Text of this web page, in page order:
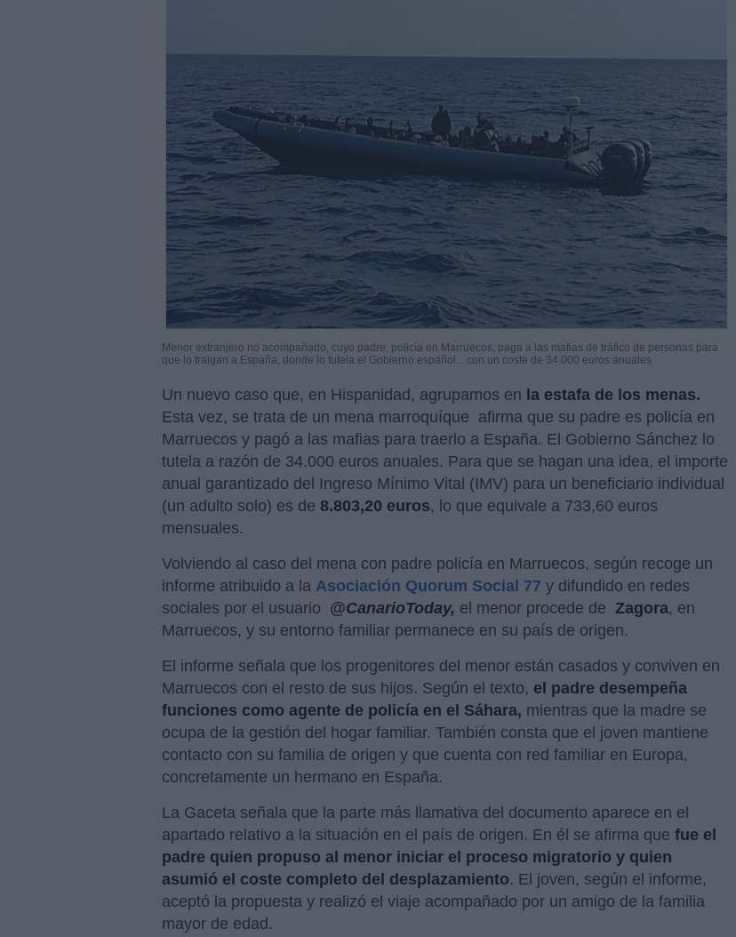
Menor extranjero no acompañado, cuyo padre, policía en Marruecos, paga a las mafias de tráfico de personas para
que lo traigan a España, donde lo tutela el Gobierno español... con un coste de 34.000 euros anuales
Un nuevo caso que, en Hispanidad, agrupamos en la estafa de los menas.
Esta vez, se trata de un mena marroquíque afirma que su padre es policía en
Marruecos y pagó a las mafias para traerlo a España. El Gobierno Sánchez lo
tutela a razón de 34.000 euros anuales. Para que se hagan una idea, el importe
anual garantizado del Ingreso Mínimo Vital (IMV) para un beneficiario individual
(un adulto solo) es de 8.803,20 euros, lo que equivale a 733,60 euros
mensuales.
Volviendo al caso del mena con padre policía en Marruecos, según recoge un
informe atribuido a la Asociación Quorum Social 77 y difundido en redes
sociales por el usuario @CanarioToday, el menor procede de Zagora, en
Marruecos, y su entorno familiar permanece en su país de origen.
El informe señala que los progenitores del menor están casados y conviven en
Marruecos con el resto de sus hijos. Según el texto, el padre desempeña
funciones como agente de policía en el Sáhara, mientras que la madre se
ocupa de la gestión del hogar familiar. También consta que el joven mantiene
contacto con su familia de origen y que cuenta con red familiar en Europa,
concretamente un hermano en España.
La Gaceta señala que la parte más llamativa del documento aparece en el
apartado relativo a la situación en el país de origen. En él se afirma que fue el
padre quien propuso al menor iniciar el proceso migratorio y quien
asumió el coste completo del desplazamiento. El joven, según el informe,
aceptó la propuesta y realizó el viaje acompañado por un amigo de la familia
mayor de edad.